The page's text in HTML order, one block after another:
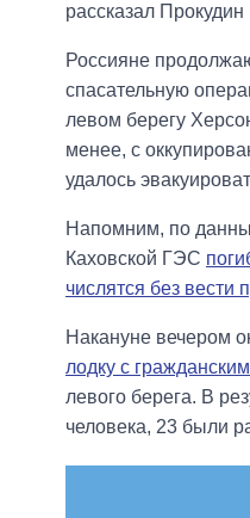
рассказал Прокудин
Россияне
спасательную
левом берегу
менее, с
удалось
Напомним, по
Каховской ГЭС
числятся без вести
Накануне вечером
лодку с
левого берега. В
человека, 23 были